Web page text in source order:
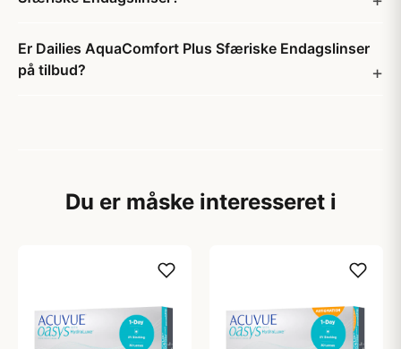
Er Dailies AquaComfort Plus Sfæriske Endagslinser
på tilbud?
Du er måske interesseret i